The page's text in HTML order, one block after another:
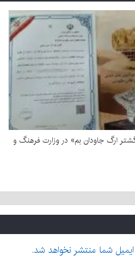
ارگ جاودان بم» در وزارت فرهنگ و
شما منتشر نخواهد شد.